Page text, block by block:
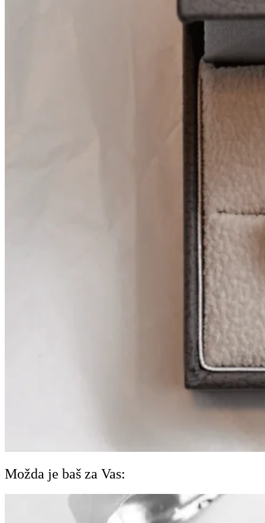
Možda je baš za Vas: